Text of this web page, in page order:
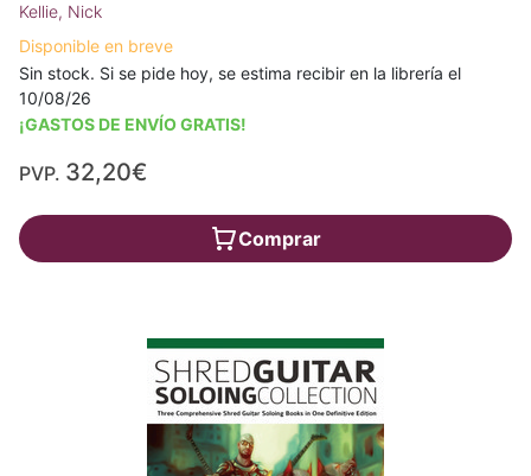
Kellie, Nick
Disponible en breve
Sin stock. Si se pide hoy, se estima recibir en la librería el
10/08/26
¡GASTOS DE ENVÍO GRATIS!
PVP. 32,20€
Comprar